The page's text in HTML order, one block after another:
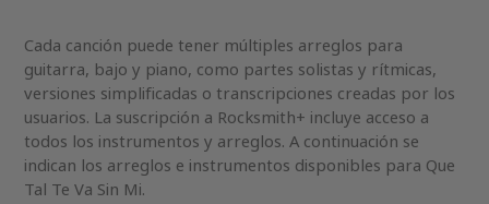
Cada canción puede tener múltiples arreglos para
guitarra, bajo y piano, como partes solistas y rítmicas,
versiones simplificadas o transcripciones creadas por los
usuarios. La suscripción a Rocksmith+ incluye acceso a
todos los instrumentos y arreglos. A continuación se
indican los arreglos e instrumentos disponibles para Que
Tal Te Va Sin Mi.